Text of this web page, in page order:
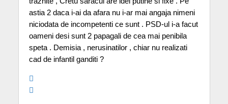
astia 2 daca i-ai da afara nu i-ar mai angaja nimeni
niciodata de incompetenti ce sunt . PSD-ul i-a facut
oameni desi sunt 2 papagali de cea mai penibila
speta . Demisia , nerusinatilor , chiar nu realizati
cad de infantil ganditi ?